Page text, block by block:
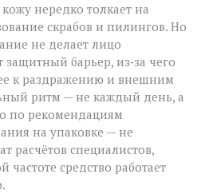
нередко толкает на
скрабов и пилингов. Но
не делает лицо
барьер, из‑за чего
к раздражению и внешним
ритм — не каждый день, а
по рекомендациям
на упаковке — не
расчётов специалистов,
частоте средство работает